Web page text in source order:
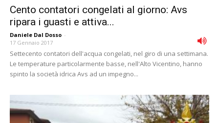
Cento contatori congelati al giorno: Avs
ripara i guasti e attiva...
Daniele Dal Dosso -
17 Gennaio 2017
Settecento contatori dell'acqua congelati, nel giro di una settimana.
Le temperature particolarmente basse, nell'Alto Vicentino, hanno
spinto la società idrica Avs ad un impegno...